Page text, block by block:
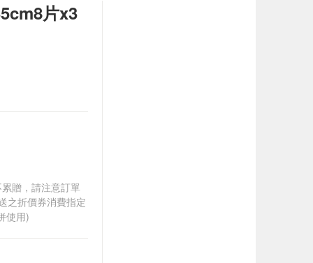
片x3
贈，請注意訂單
之折價券消費指定
使用)